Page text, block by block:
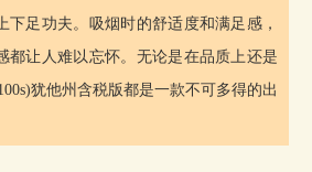
下足功夫。吸烟时的舒适度和满足感，
都让人难以忘怀。无论是在品质上还是
犹他州含税版都是一款不可多得的出